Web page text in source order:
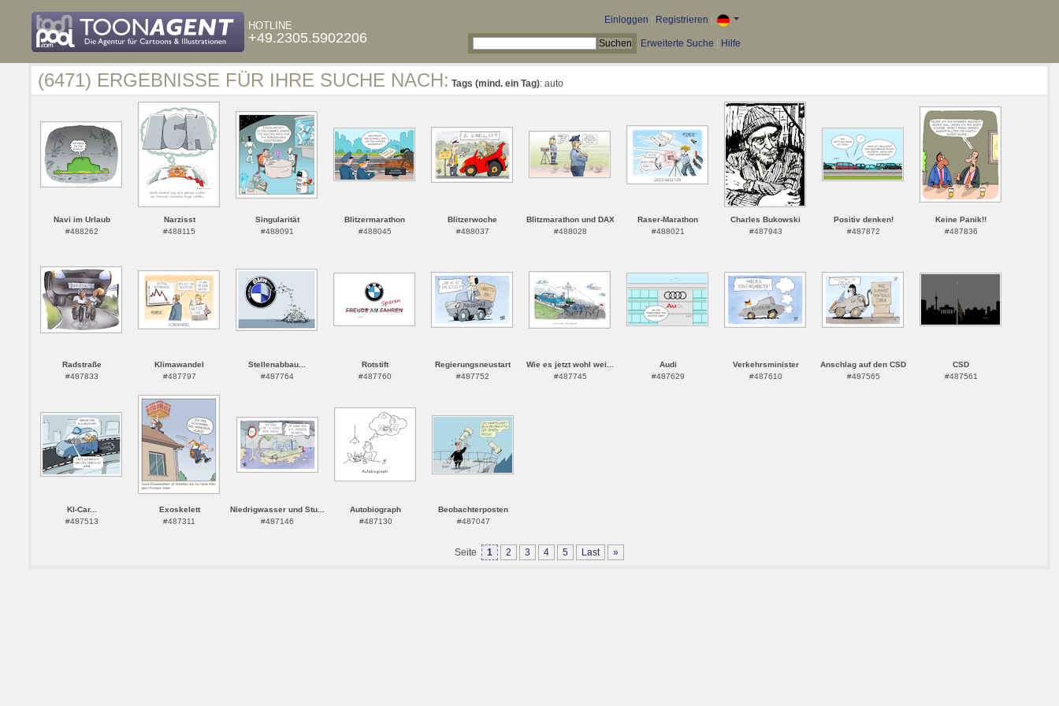
HOTLINE
+49.2305.5902206
Einloggen Registrieren
Erweiterte Suche Hilfe
(6471) ERGEBNISSE FÜR IHRE SUCHE NACH: Tags (mind. ein Tag): auto
Navi im Urlaub
#488262
Narzisst
#488115
Singularität
#488091
Blitzermarathon
#488045
Blitzerwoche
#488037
Blitzmarathon und DAX
#488028
Raser-Marathon
#488021
Charles Bukowski
#487943
Positiv denken!
#487872
Keine Panik!!
#487836
Radstraße
#487833
Klimawandel
#487797
Stellenabbau...
#487764
Rotstift
#487760
Regierungsneustart
#487752
Wie es jetzt wohl wei...
#487745
Audi
#487629
Verkehrsminister
#487610
Anschlag auf den CSD
#487565
CSD
#487561
KI-Car...
#487513
Exoskelett
#487311
Niedrigwasser und Stu...
#487146
Autobiograph
#487130
Beobachterposten
#487047
Seite 1 2 3 4 5 Last »